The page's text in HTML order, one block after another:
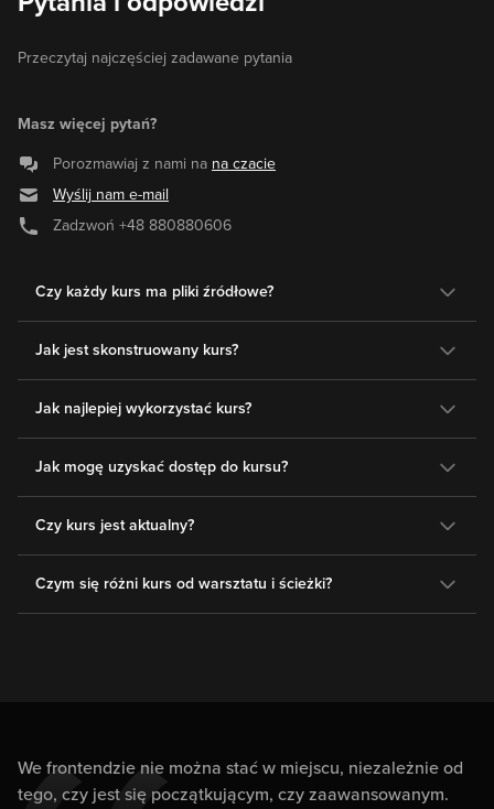
Przeczytaj najczęściej zadawane pytania
Masz więcej pytań?
Porozmawiaj z nami na na czacie
Wyślij nam e-mail
Zadzwoń +48 880880606
Czy każdy kurs ma pliki źródłowe?
Jak jest skonstruowany kurs?
Jak najlepiej wykorzystać kurs?
Jak mogę uzyskać dostęp do kursu?
Czy kurs jest aktualny?
Czym się różni kurs od warsztatu i ścieżki?
We frontendzie nie można stać w miejscu, niezależnie od
tego, czy jest się początkującym, czy zaawansowanym.